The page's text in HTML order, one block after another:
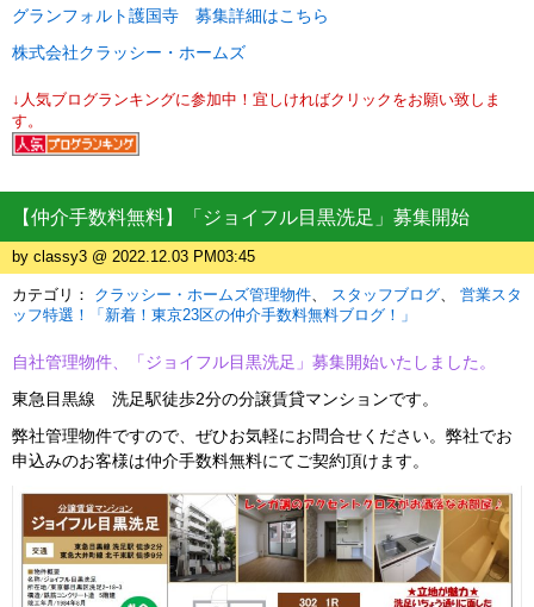
グランフォルト護国寺 募集詳細はこちら
株式会社クラッシー・ホームズ
↓人気ブログランキングに参加中！宜しければクリックをお願い致しま
す。
【仲介手数料無料】「ジョイフル目黒洗足」募集開始
by classy3 @ 2022.12.03 PM03:45
カテゴリ： クラッシー・ホームズ管理物件 スタッフブログ
営業スタ
ッフ特選！「新着！東京23区の仲介手数料無料ブログ！」
自社管理物件、「ジョイフル目黒洗足」募集開始いたしました。
東急目黒線 洗足駅徒歩2分の分譲賃貸マンションです。
弊社管理物件ですので、ぜひお気軽にお問合せください。弊社でお
申込みのお客様は仲介手数料無料にてご契約頂けます。